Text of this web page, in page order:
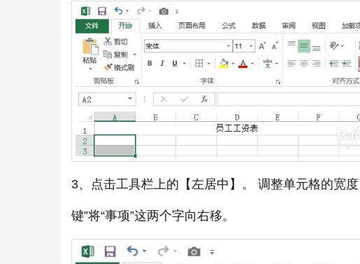
3、点击工具栏上的【左居中】。 调整单元格的宽
键”将“事项”这两个字向右移。